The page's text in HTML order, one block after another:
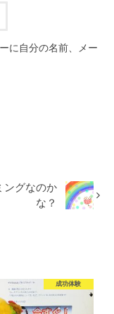
に自分の名前、メー
ングなのか
な？
成功体験